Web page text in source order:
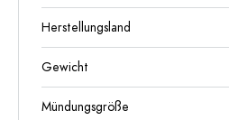
Herstellungsland
Gewicht
Mündungsgröße